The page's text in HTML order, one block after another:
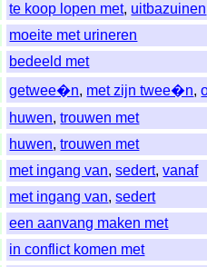
te koop lopen met, uitbazuinen
moeite met urineren
bedeeld met
getwee�n, met zijn twee�n,
huwen,trouwen met
huwen,trouwen met
met ingang van,sedert,vanaf
met ingang van,sedert
een aanvang maken met
in conflict komen met